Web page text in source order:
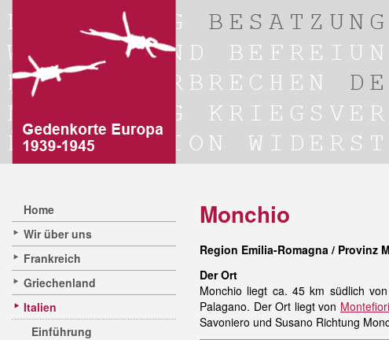
Home
Wir über uns
Frankreich
Griechenland
Italien
Einführung
Monchio
Region Emilia-Romagna / Provinz
Der Ort
Monchio liegt ca. 45 km südlich
Palagano. Der Ort liegt von
Savoniero und Susano Richtung